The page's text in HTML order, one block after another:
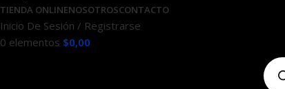
TIENDA ONLINENOSOTROSCONTACTO
Inicio De Sesión / Registrarse
0 elementos $0,00